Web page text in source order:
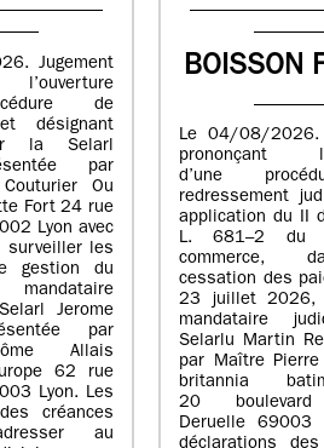
Jugement
de
désignant
la Selarl
par
Ou
Fort 24 rue
Lyon avec
surveiller les
gestion du
Jerome
par
Allais
62 rue
Lyon. Les
créances
au
BOISSON
Le 04/08/2026.
prononçant
d’une
redressement
application du II
L. 681–2 du
commerce,
cessation des
23 juillet 2026,
mandataire
Selarlu Martin
par Maître
britannia
20 boulevard
Deruelle 69003